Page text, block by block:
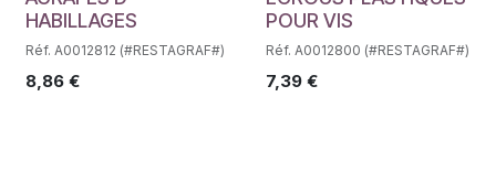
HABILLAGES
Réf. A0012812 (#RESTAGRAF#)
8,86 €
POUR VIS
Réf. A0012800 (#RESTAGRAF#)
7,39€